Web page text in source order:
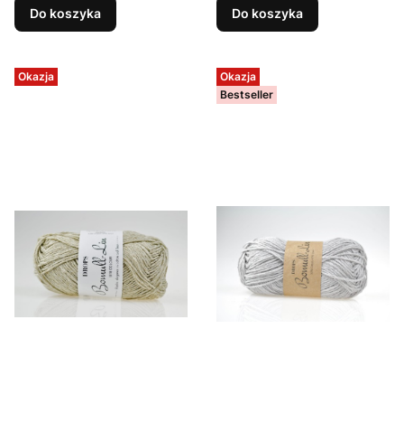
Do koszyka Do koszyka
Okazja
Okazja
Bestseller